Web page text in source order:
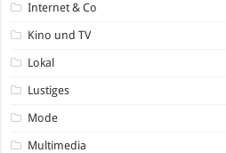
Internet & Co
Kino und TV
Lokal
Lustiges
Mode
Multimedia